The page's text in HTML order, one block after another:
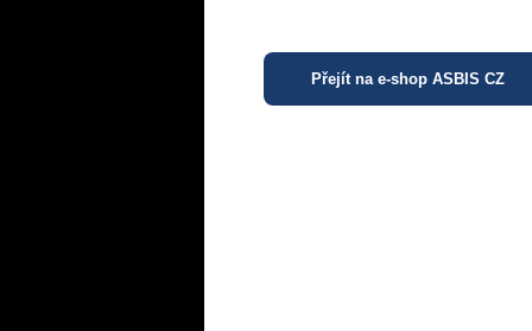
Přejít na e-shop ASBIS CZ